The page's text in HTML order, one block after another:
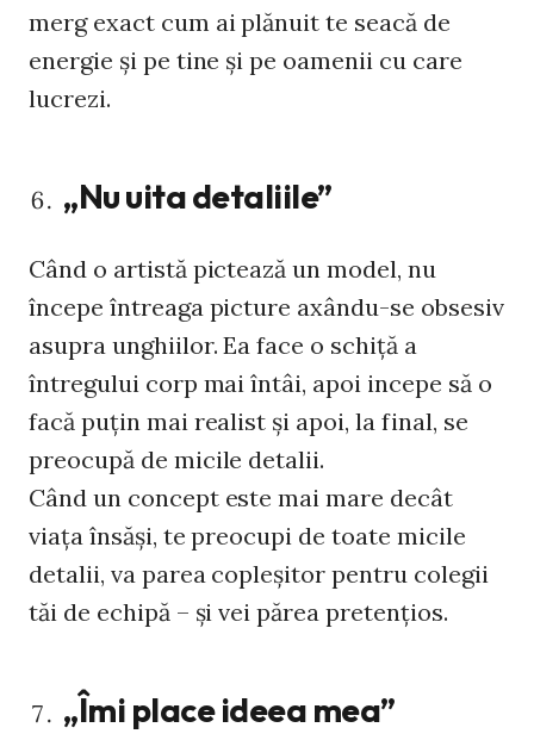
merg exact cum ai plănuit te seacă de
energie și pe tine și pe oamenii cu care
lucrezi.
„Nu uita detaliile”
Când o artistă pictează un model, nu
începe întreaga picture axându-se obsesiv
asupra unghiilor. Ea face o schiță a
întregului corp mai întâi, apoi incepe să o
facă puțin mai realist și apoi, la final, se
preocupă de micile detalii.
Când un concept este mai mare decât
viața însăși, te preocupi de toate micile
detalii, va parea copleșitor pentru colegii
tăi de echipă – și vei părea pretențios.
„Îmi place ideea mea”